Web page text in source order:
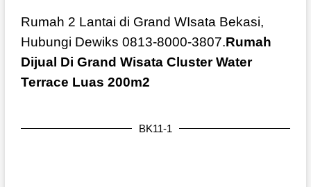
Rumah 2 Lantai di Grand WIsata Bekasi,
Hubungi Dewiks 0813-8000-3807.Rumah
Dijual Di Grand Wisata Cluster Water
Terrace Luas 200m2
BK11-1